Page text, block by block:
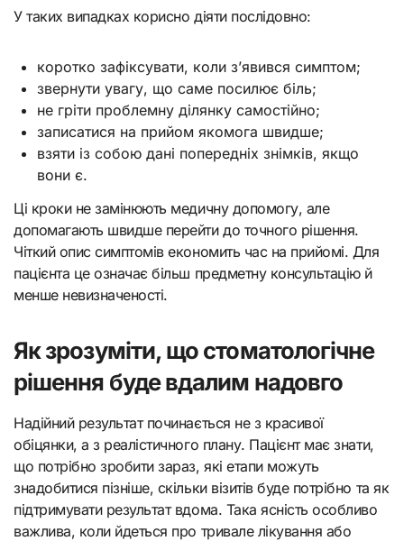
У таких випадках корисно діяти послідовно:
коротко зафіксувати, коли з’явився симптом;
звернути увагу, що саме посилює біль;
не гріти проблемну ділянку самостійно;
записатися на прийом якомога швидше;
взяти із собою дані попередніх знімків, якщо
вони є.
Ці кроки не замінюють медичну допомогу, але
допомагають швидше перейти до точного рішення.
Чіткий опис симптомів економить час на прийомі. Для
пацієнта це означає більш предметну консультацію й
менше невизначеності.
Як зрозуміти, що стоматологічне
рішення буде вдалим надовго
Надійний результат починається не з красивої
обіцянки, а з реалістичного плану. Пацієнт має знати,
що потрібно зробити зараз, які етапи можуть
знадобитися пізніше, скільки візитів буде потрібно та як
підтримувати результат вдома. Така ясність особливо
важлива, коли йдеться про тривале лікування або